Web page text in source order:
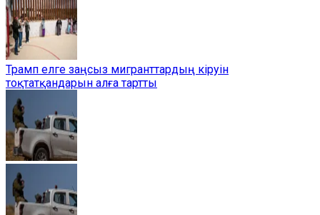
Трамп елге заңсыз мигранттардың кіруін
тоқтатқандарын алға тартты